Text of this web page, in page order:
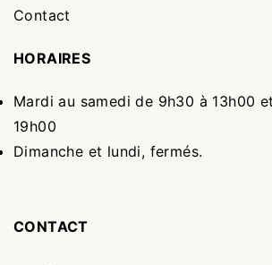
Contact
HORAIRES
Mardi au samedi de 9h30 à 13h00
19h00
Dimanche et lundi, fermés.
CONTACT